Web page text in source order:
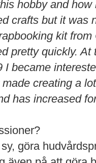
hobby and
crafts but it was
kit
pretty quickly. At
I became
creating a
has increased
göra